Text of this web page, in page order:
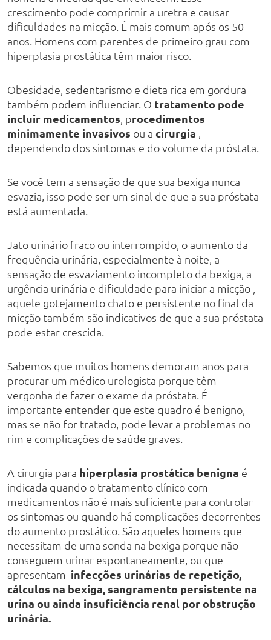
crescimento pode comprimir a uretra e causar
dificuldades na micção. É mais comum após os 50
anos. Homens com parentes de primeiro grau com
hiperplasia prostática têm maior risco.
Obesidade, sedentarismo e dieta rica em gordura
também podem influenciar. O tratamento pode
incluir medicamentos, procedimentos
minimamente invasivos ou a cirurgia ,
dependendo dos sintomas e do volume da próstata.
Se você tem a sensação de que sua bexiga nunca
esvazia, isso pode ser um sinal de que a sua próstata
está aumentada.
Jato urinário fraco ou interrompido, o aumento da
frequência urinária, especialmente à noite, a
sensação de esvaziamento incompleto da bexiga, a
urgência urinária e dificuldade para iniciar a micção ,
aquele gotejamento chato e persistente no final da
micção também são indicativos de que a sua próstata
pode estar crescida.
Sabemos que muitos homens demoram anos para
procurar um médico urologista porque têm
vergonha de fazer o exame da próstata. É
importante entender que este quadro é benigno,
mas se não for tratado, pode levar a problemas no
rim e complicações de saúde graves.
A cirurgia para hiperplasia prostática benigna é
indicada quando o tratamento clínico com
medicamentos não é mais suficiente para controlar
os sintomas ou quando há complicações decorrentes
do aumento prostático. São aqueles homens que
necessitam de uma sonda na bexiga porque não
conseguem urinar espontaneamente, ou que
apresentam infecções urinárias de repetição,
cálculos na bexiga, sangramento persistente na
urina ou ainda insuficiência renal por obstrução
urinária.